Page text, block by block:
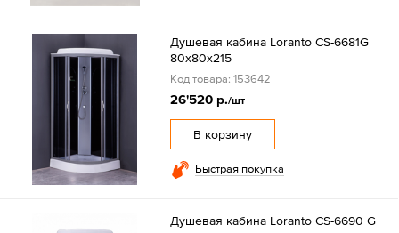
Душевая кабина Loranto CS-6681G
80х80х215
Код товара: 153642
26'520 р./шт
В корзину
Быстрая покупка
Душевая кабина Loranto CS-6690 G